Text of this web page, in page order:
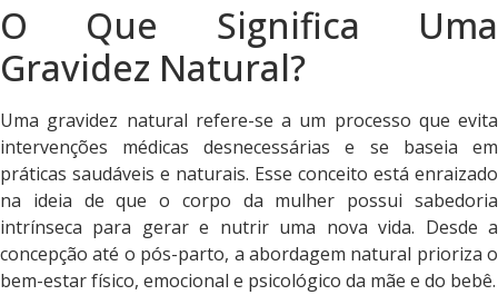
O Que Significa Uma
Gravidez Natural?
Uma gravidez natural refere-se a um processo que evita
intervenções médicas desnecessárias e se baseia em
práticas saudáveis e naturais. Esse conceito está enraizado
na ideia de que o corpo da mulher possui sabedoria
intrínseca para gerar e nutrir uma nova vida. Desde a
concepção até o pós-parto, a abordagem natural prioriza o
bem-estar físico, emocional e psicológico da mãe e do bebê.